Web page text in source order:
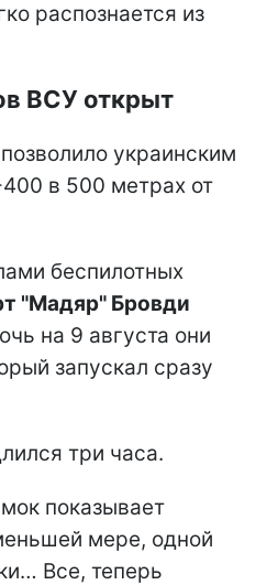
распознается из
ВСУ открыт
украинским
в 500 метрах от
беспилотных
"Мадяр" Бровди
на 9 августа они
запускал сразу
три часа.
показывает
мере, одной
Все, теперь